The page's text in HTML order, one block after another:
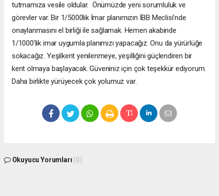
tutmamıza vesile oldular. Önümüzde yeni sorumluluk ve
görevler var. Bir 1/5000lik İmar planımızın İBB Meclisi’nde
onaylanmasını el birliği ile sağlamak. Hemen akabinde
1/1000’lik imar uygumla planımızı yapacağız. Onu da yürürlüğe
sokacağız. Yeşilkent yenilenmeye, yeşilliğini güçlendiren bir
kent olmaya başlayacak. Güveniniz için çok teşekkür ediyorum.
Daha birlikte yürüyecek çok yolumuz var.
Okuyucu Yorumları (0)